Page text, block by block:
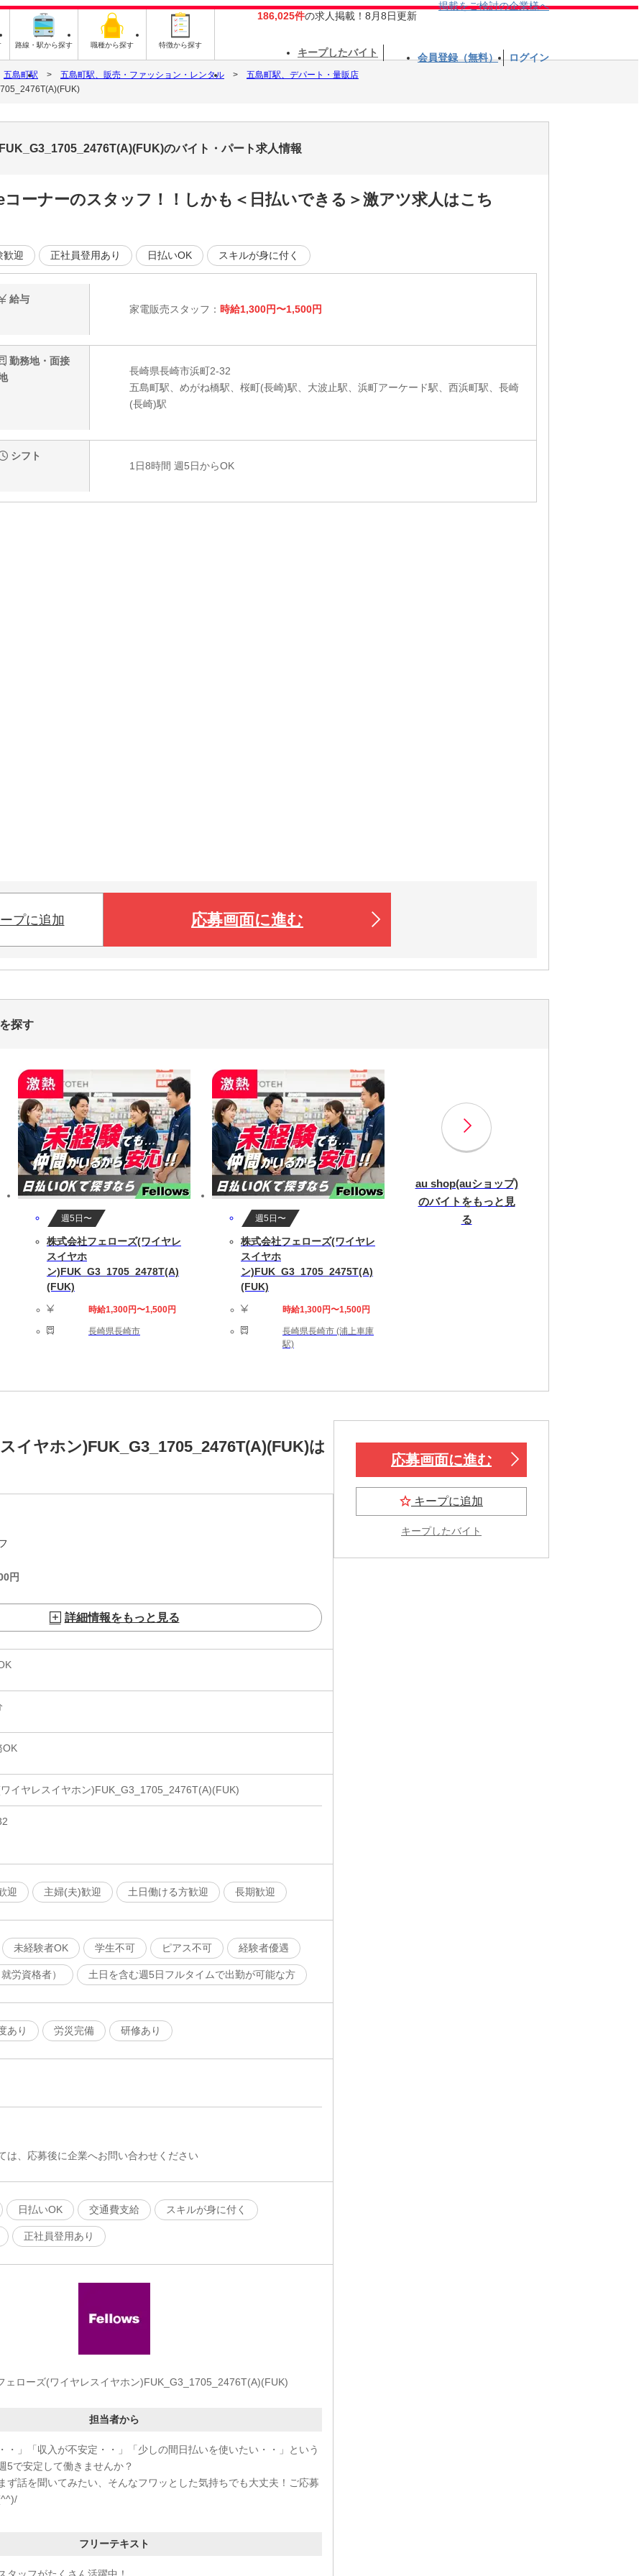
路線・駅から探す 職種から探す 特徴から探す
186,025件の求人掲載！8月8日更新
掲載をご検討の企業様へ
キープしたバイト 会員登録（無料） ログイン
五島町駅 五島町駅、販売・ファッション・レンタル
五島町駅、デパート・量販店
のバイト・パート求人情報
ーナーのスタッフ！！しかも＜日払いできる＞激アツ求人はこち
歓迎 正社員登用あり 日払いOK スキルが身に付く
給与
家電販売スタッフ： 時給1,300円〜1,500円
勤務地・面接
長崎県長崎市浜町2-32
五島町駅、めがね橋駅、桜町(長崎)駅、大波止駅、浜町アーケード駅、西浜町駅、長崎
(長崎)駅
シフト
1日8時間 週5日からOK
プに追加 応募画面に進む
探す
週5日〜
株式会社フェローズ(ワイヤレ
スイヤホ
ン)FUK_G3_1705_2478T(A)
(FUK)
時給1,300円〜1,500円
長崎県長崎市
週5日〜
株式会社フェローズ(ワイヤレ
スイヤホ
ン)FUK_G3_1705_2475T(A)
(FUK)
時給1,300円〜1,500円
長崎県長崎市 (浦上車庫
駅)
au shop(auショップ)
のバイトをもっと見
る
イヤホン)FUK_G3_1705_2476T(A)(FUK)は
円
詳細情報をもっと見る
OK
イヤレスイヤホン)FUK_G3_1705_2476T(A)(FUK)
迎 主婦(夫)歓迎 土日働ける方歓迎 長期歓迎
未経験者OK 学生不可 ピアス不可 経験者優遇
労資格者） 土日を含む週5日フルタイムで出勤が可能な方
あり 労災完備 研修あり
は、応募後に企業へお問い合わせください
日払いOK 交通費支給 スキルが身に付く
正社員登用あり
ェローズ(ワイヤレスイヤホン)FUK_G3_1705_2476T(A)(FUK)
担当者から
・」「収入が不安定・・」「少しの間日払いを使いたい・・」という
5で安定して働きませんか？
ず話を聞いてみたい、そんなフワッとした気持ちでも大丈夫！ご応募
フリーテキスト
ッフがたくさん活躍中！
応募画面に進む
キープに追加
キープしたバイト